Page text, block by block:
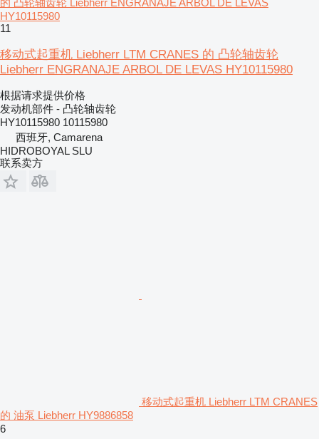
HY10115980
11
移动式起重机 Liebherr LTM CRANES 的 凸轮轴齿轮
Liebherr ENGRANAJE ARBOL DE LEVAS HY10115980
根据请求提供价格
发动机部件 - 凸轮轴齿轮
HY10115980 10115980
西班牙, Camarena
HIDROBOYAL SLU
联系卖方
移动式起重机 Liebherr LTM CRANES
的 油泵 Liebherr HY9886858
6